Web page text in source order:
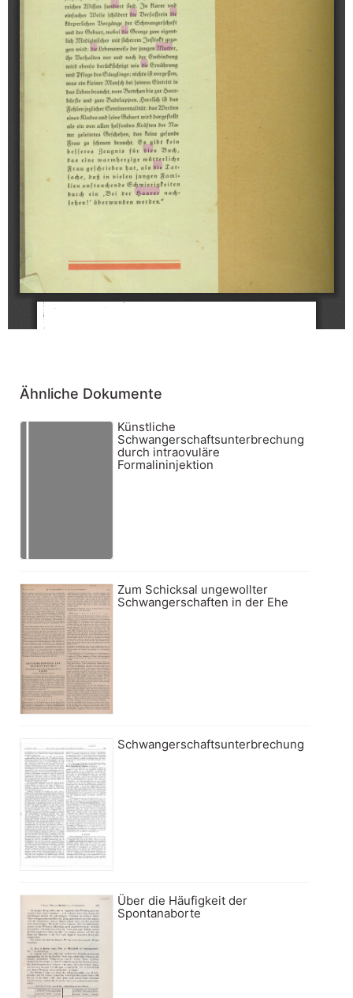
Ähnliche Dokumente
Künstliche
Schwangerschaftsunterbrechung
durch intraovuläre
Formalininjektion
Zum Schicksal ungewollter
Schwangerschaften in der Ehe
Schwangerschaftsunterbrechung
Über die Häufigkeit der
Spontanaborte